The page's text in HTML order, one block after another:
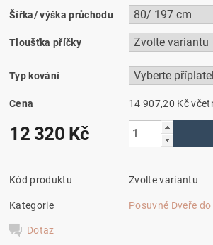
Šířka/ výška průchodu
Tloušťka příčky
Typ kování
Cena 14 907,20 Kč
12 320 Kč
Kód produktu Zvolte variantu
Kategorie Posuvné Dveře
Dotaz